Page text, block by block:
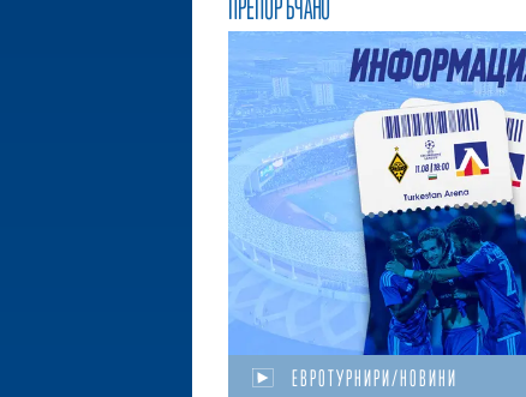
ПРЕПОРЪЧАНО
ЕВРОТУРНИРИ/НОВИНИ